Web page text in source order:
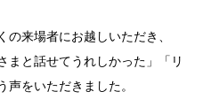
来場者にお越しいただき、
まと話せてうれしかった」「リ
をいただきました。